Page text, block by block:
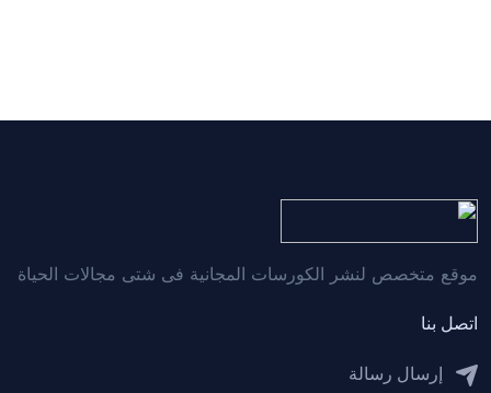
موقع متخصص لنشر الكورسات المجانية فى شتى مجالات الحياة
اتصل بنا
إرسال رسالة